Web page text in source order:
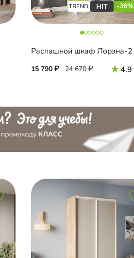
-36%
Распашной шкаф Лорэна-2
15 790 24 670 4.9